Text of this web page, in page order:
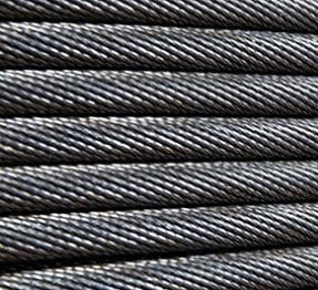
1x19 AISI316
1x19 AISI316 Yatçılık
1x19 AISI316 Yatçılık
1x25F AISI316 Yatçılık
7x7 AISI316
7x19 AISI316
7x19 AISI316 Yatçılık
6x36WS AISI316
19x7 AISI316
6x7+1 AISI316